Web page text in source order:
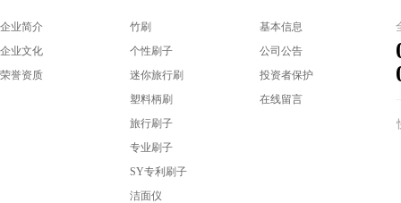
企业简介
企业文化
荣誉资质
竹刷
个性刷子
迷你旅行刷
塑料柄刷
旅行刷子
专业刷子
SY专利刷子
洁面仪
基本信息
公司公告
投资者保护
在线留言